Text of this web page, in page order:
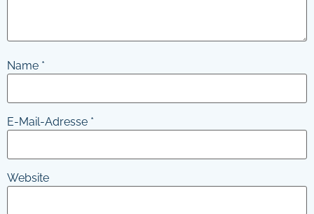
Name *
E-Mail-Adresse *
Website